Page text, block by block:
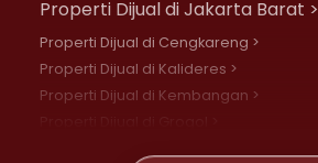
Properti Dijual di Jakarta Barat >
Properti Dijual di Cengkareng >
Properti Dijual di Kalideres >
Properti Dijual di Kembangan >